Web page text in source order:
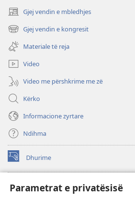
Parametrat e privatësisë
Gjej vendin e mbledhjes
(hap
dritare
të
re)
Gjej vendin e kongresit
(hap
dritare
të
re)
Materiale të reja
Video
Video me përshkrime me zë
Kërko
Informacione zyrtare
Ndihma
Dhurime
(hap
dritare
re)
BIBLIOTEKA ONLINE Watchtower
(hap